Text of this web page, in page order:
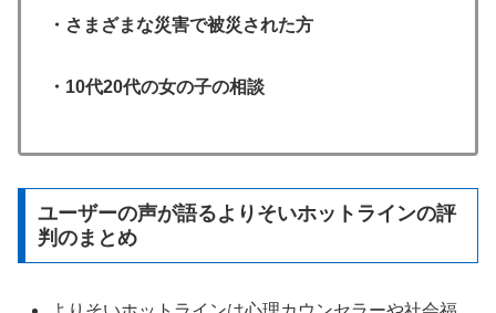
・さまざまな災害で被災された方
・10代20代の女の子の相談
ユーザーの声が語るよりそいホットラインの評
判のまとめ